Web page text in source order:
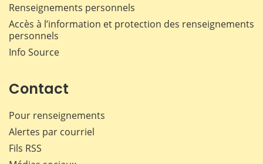
Renseignements personnels
Accès à l’information et protection des renseignements
personnels
Info Source
Contact
Pour renseignements
Alertes par courriel
Fils RSS